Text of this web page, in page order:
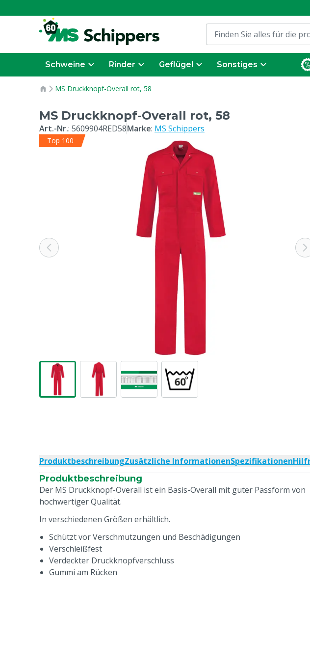
Schweine Rinder Geflügel Sonstiges
MS Druckknopf-Overall rot, 58
MS Druckknopf-Overall rot, 58
Art.-Nr.: 5609904RED58Marke: MS Schippers
Top 100
ProduktbeschreibungZusätzliche InformationenSpezifikationen
Produktbeschreibung
Der MS Druckknopf-Overall ist ein Basis-Overall mit guter Passform von
hochwertiger Qualität.
In verschiedenen Größen erhältlich.
Schützt vor Verschmutzungen und Beschädigungen
Verschleißfest
Verdeckter Druckknopfverschluss
Gummi am Rücken